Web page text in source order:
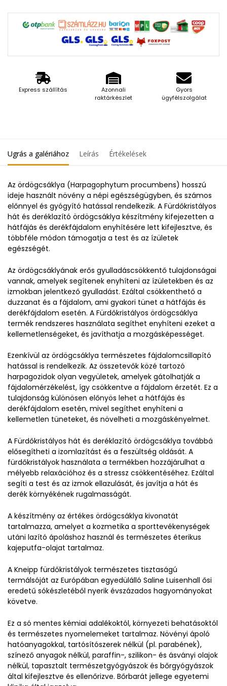
Express szállítás
Azonnali
raktárkészlet
Gyors
ügyfélszolgálat
Ugrás a galériához Leírás Értékelések
Az ördögcsáklya (Harpagophytum procumbens) hosszú
ideje használt növény a népi egészségügyben, és számos
előnnyel és gyógyító hatással rendelkezik. A Fürdőkristályos
hát és deréklazító ördögcsáklya készítmény kifejezetten a
hátfájás és derékfájdalom enyhítésére lett kifejlesztve, és
többféle módon támogatja a test és az ízületek
egészségét.
Az ördögcsáklyának erős gyulladáscsökkentő tulajdonságai
vannak, amelyek segítenek enyhíteni az ízületekben és az
izmokban jelentkező gyulladást. Ezáltal csökkenthető a
duzzanat és a fájdalom, ami gyakori tünet a hátfájás és
derékfájdalom esetén. A Fürdőkristályos ördögcsáklya
termék rendszeres használata segíthet enyhíteni ezeket a
kellemetlenségeket, és javíthatja a mozgásképességet.
Ezenkívül az ördögcsáklya természetes fájdalomcsillapító
hatással is rendelkezik. Az összetevők közé tartozó
harpagozidok olyan vegyületek, amelyek gátolhatják a
fájdalomérzékelést, így csökkentve a fájdalom érzetét. Ez a
tulajdonság különösen előnyös lehet a hátfájás és
derékfájdalom esetén, mivel segíthet enyhíteni a
kellemetlen tüneteket, és növelheti a mozgáskényelmet.
A Fürdőkristályos hát és deréklazító ördögcsáklya továbbá
elősegítheti a izomlazítást és a feszültség oldását. A
fürdőkristályok használata a termékben hozzájárulhat a
mélyebb relaxációhoz és a stressz csökkentéséhez. Ezáltal
segíti a test és az izmok ellazulását, és javítja a hát és
derék környékének rugalmasságát.
A készítmény az értékes ördögcsáklya kivonatát
tartalmazza, amelyet a kozmetika a sporttevékenységek
utáni lazító ápoláshoz használ és természetes éterikus
kajeputfa-olajat tartalmaz.
A Kneipp fürdőkristályok természetes tisztaságú
termálsóját az Európában egyedülálló Saline Luisenhall ősi
eredetű sókészletéből nyerik évszázados hagyományokat
követve.
Ez a só mentes kémiai adalékoktól, környezeti behatásoktól
és természetes nyomelemeket tartalmaz. Növényi ápoló
hatóanyagokkal, tartósítószerek nélkül (pl. parabének),
színező anyagok nélkül, paraffin-, szilikon- és ásványi olajok
nélkül, tapasztalt természetgyógyászok és bőrgyógyászok
által kifejlesztve és ellenőrizve. Bőrbarát jellege egyetemi